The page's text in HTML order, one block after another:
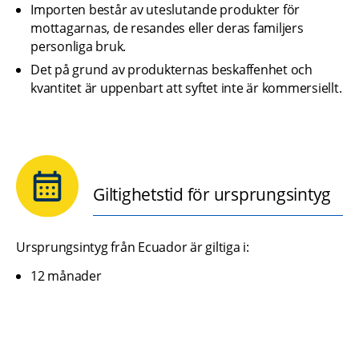
Importen består av uteslutande produkter för
mottagarnas, de resandes eller deras familjers
personliga bruk.
Det på grund av produkternas beskaffenhet och
kvantitet är uppenbart att syftet inte är kommersiellt.
Giltighetstid för ursprungsintyg
Ursprungsintyg från Ecuador är giltiga i:
12 månader